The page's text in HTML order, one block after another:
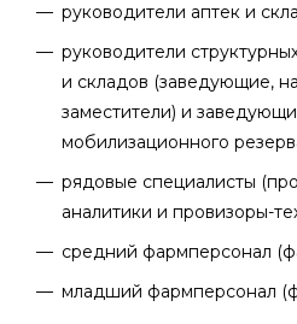
руководители аптек и
руководители
и складов (заведующие,
заместители) и
мобилизационного
рядовые специалисты
аналитики и провизоры-
средний фармперсонал
младший фармперсонал